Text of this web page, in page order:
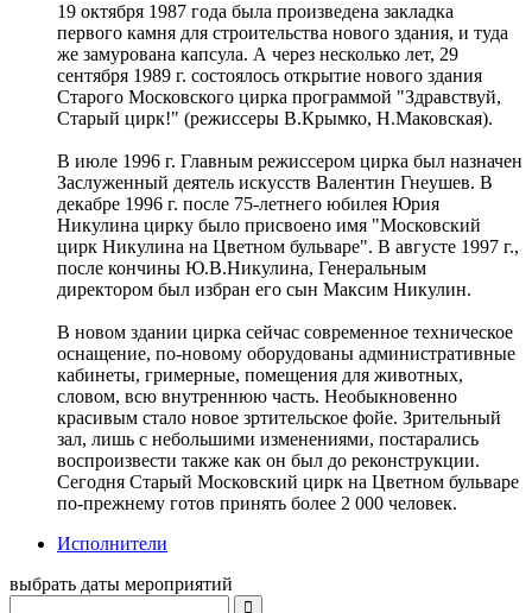
19 октября 1987 года была произведена закладка
первого камня для строительства нового здания, и туда
же замурована капсула. А через несколько лет, 29
сентября 1989 г. состоялось открытие нового здания
Старого Московского цирка программой "Здравствуй,
Старый цирк!" (режиссеры В.Крымко, Н.Маковская).
В июле 1996 г. Главным режиссером цирка был назначен
Заслуженный деятель искусств Валентин Гнеушев. В
декабре 1996 г. после 75-летнего юбилея Юрия
Никулина цирку было присвоено имя "Московский
цирк Никулина на Цветном бульваре". В августе 1997 г.,
после кончины Ю.В.Никулина, Генеральным
директором был избран его сын Максим Никулин.
В новом здании цирка сейчас современное техническое
оснащение, по-новому оборудованы административные
кабинеты, гримерные, помещения для животных,
словом, всю внутреннюю часть. Необыкновенно
красивым стало новое зртительское фойе. Зрительный
зал, лишь с небольшими изменениями, постарались
воспроизвести также как он был до реконструкции.
Сегодня Старый Московский цирк на Цветном бульваре
по-прежнему готов принять более 2 000 человек.
Исполнители
выбрать даты мероприятий